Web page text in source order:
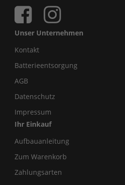
Unser Unternehmen
Kontakt
Batterieentsorgung
AGB
Datenschutz
Impressum
Ihr Einkauf
Aufbauanleitung
Zum Warenkorb
Zahlungsarten